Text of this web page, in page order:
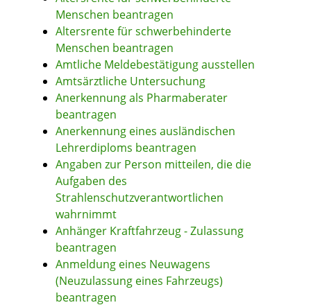
Menschen beantragen
Altersrente für schwerbehinderte
Menschen beantragen
Amtliche Meldebestätigung ausstellen
Amtsärztliche Untersuchung
Anerkennung als Pharmaberater
beantragen
Anerkennung eines ausländischen
Lehrerdiploms beantragen
Angaben zur Person mitteilen, die die
Aufgaben des
Strahlenschutzverantwortlichen
wahrnimmt
Anhänger Kraftfahrzeug - Zulassung
beantragen
Anmeldung eines Neuwagens
(Neuzulassung eines Fahrzeugs)
beantragen